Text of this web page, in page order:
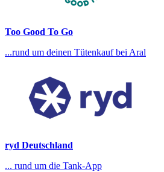
Too Good To Go
...rund um deinen Tütenkauf bei Aral
ryd Deutschland
... rund um die Tank-App